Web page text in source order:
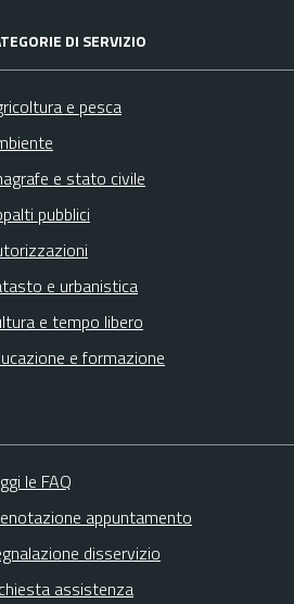
DI SERVIZIO
e pesca
e stato civile
pubblici
e urbanistica
e tempo libero
e formazione
le FAQ
appuntamento
disservizio
assistenza